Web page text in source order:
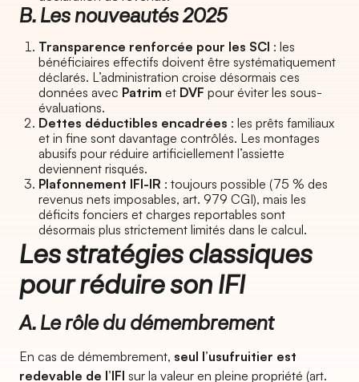
B. Les nouveautés 2025
Transparence renforcée pour les SCI : les
bénéficiaires effectifs doivent être systématiquement
déclarés. L’administration croise désormais ces
données avec Patrim et DVF pour éviter les sous-
évaluations.
Dettes déductibles encadrées : les prêts familiaux
et in fine sont davantage contrôlés. Les montages
abusifs pour réduire artificiellement l’assiette
deviennent risqués.
Plafonnement IFI-IR : toujours possible (75 % des
revenus nets imposables, art. 979 CGI), mais les
déficits fonciers et charges reportables sont
désormais plus strictement limités dans le calcul.
Les stratégies classiques
pour réduire son IFI
A. Le rôle du démembrement
En cas de démembrement, seul l’usufruitier est
redevable de l’IFI sur la valeur en pleine propriété (art.